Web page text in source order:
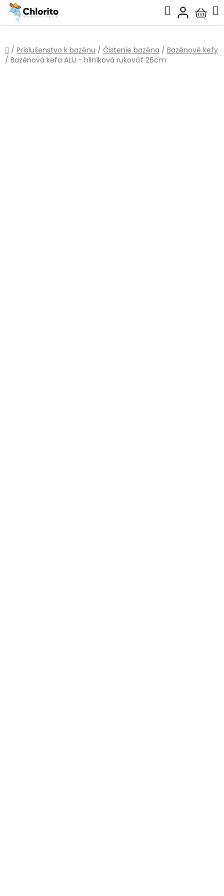
Prejsť
obsah
Hľadať
košík
Domov
/ Príslušenstvo k bazénu / Čistenie bazéna / Bazénové kefy
/ Bazénová kefa ALU - hliníková rukoväť 26cm